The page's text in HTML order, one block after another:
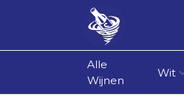
Alle
Wijnen
Wit